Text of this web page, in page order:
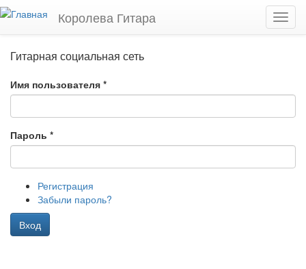
Перейти к основному содержанию
Королева Гитара
Гитарная социальная сеть
Имя пользователя *
Пароль *
Регистрация
Забыли пароль?
Вход